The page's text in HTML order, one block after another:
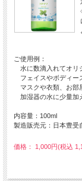
ご使用例：
水に数滴入れてオリ
フェイスやボディー
マスクや衣類、お部
加湿器の水に少量加
内容量：100ml
製造販売元：日本豊受
価格： 1,000円(税込